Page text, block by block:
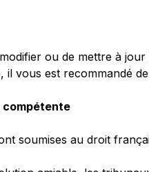
ou de mettre à
il vous est recommandé
compétente
soumises au droit